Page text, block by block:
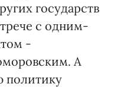
государств
с одним-
-
А
политику